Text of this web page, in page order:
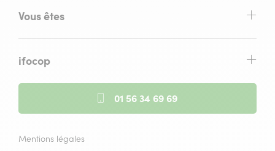
Vous êtes
ifocop
01 56 34 69 69
Mentions légales